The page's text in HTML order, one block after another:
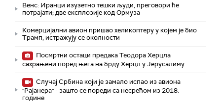
Венс: Иранци изузетно тешки људи, преговори ће
потрајати; две експлозије код Ормуза
Комерцијални авион пришао хеликоптеру у којем је био
Трамп, истражују се околности
Посмртни остаци предака Теодора Херцла
сахрањени поред њега на брду Херцл у Јерусалиму
Случај Србина који је замало испао из авиона
"Рајанера" - зашто се пореди са несрећом из 2018.
године